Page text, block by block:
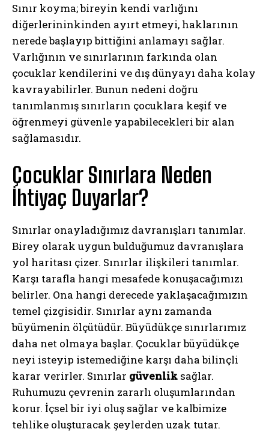
Sınır koyma; bireyin kendi varlığını
diğerlerininkinden ayırt etmeyi, haklarının
nerede başlayıp bittiğini anlamayı sağlar.
Varlığının ve sınırlarının farkında olan
çocuklar kendilerini ve dış dünyayı daha kolay
kavrayabilirler. Bunun nedeni doğru
tanımlanmış sınırların çocuklara keşif ve
öğrenmeyi güvenle yapabilecekleri bir alan
sağlamasıdır.
Çocuklar Sınırlara Neden
İhtiyaç Duyarlar?
Sınırlar onayladığımız davranışları tanımlar.
Birey olarak uygun bulduğumuz davranışlara
yol haritası çizer. Sınırlar ilişkileri tanımlar.
Karşı tarafla hangi mesafede konuşacağımızı
belirler. Ona hangi derecede yaklaşacağımızın
temel çizgisidir. Sınırlar aynı zamanda
büyümenin ölçütüdür. Büyüdükçe sınırlarımız
daha net olmaya başlar. Çocuklar büyüdükçe
neyi isteyip istemediğine karşı daha bilinçli
karar verirler. Sınırlar güvenlik sağlar.
Ruhumuzu çevrenin zararlı oluşumlarından
korur. İçsel bir iyi oluş sağlar ve kalbimize
tehlike oluşturacak şeylerden uzak tutar.